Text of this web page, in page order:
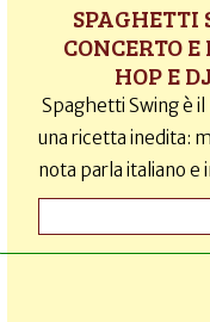
SPAGHETTI
CONCERTO
HOP E
Spaghetti Swing è
una ricetta inedita:
nota parla italiano e